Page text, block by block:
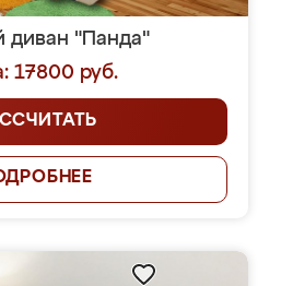
диван "Панда"
17800 руб.